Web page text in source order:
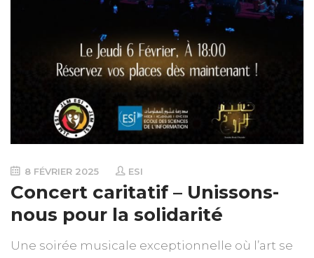
8 FÉVRIER 2025 ESI
Concert caritatif – Unissons-
nous pour la solidarité
Une soirée musicale exceptionnelle où l’art se